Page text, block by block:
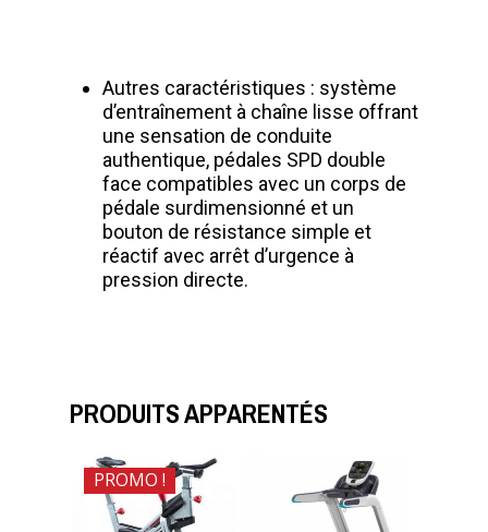
Autres caractéristiques : système
d’entraînement à chaîne lisse offrant
une sensation de conduite
authentique, pédales SPD double
face compatibles avec un corps de
pédale surdimensionné et un
bouton de résistance simple et
réactif avec arrêt d’urgence à
pression directe.
PRODUITS APPARENTÉS
PROMO !
$1,200.00
$
750.00